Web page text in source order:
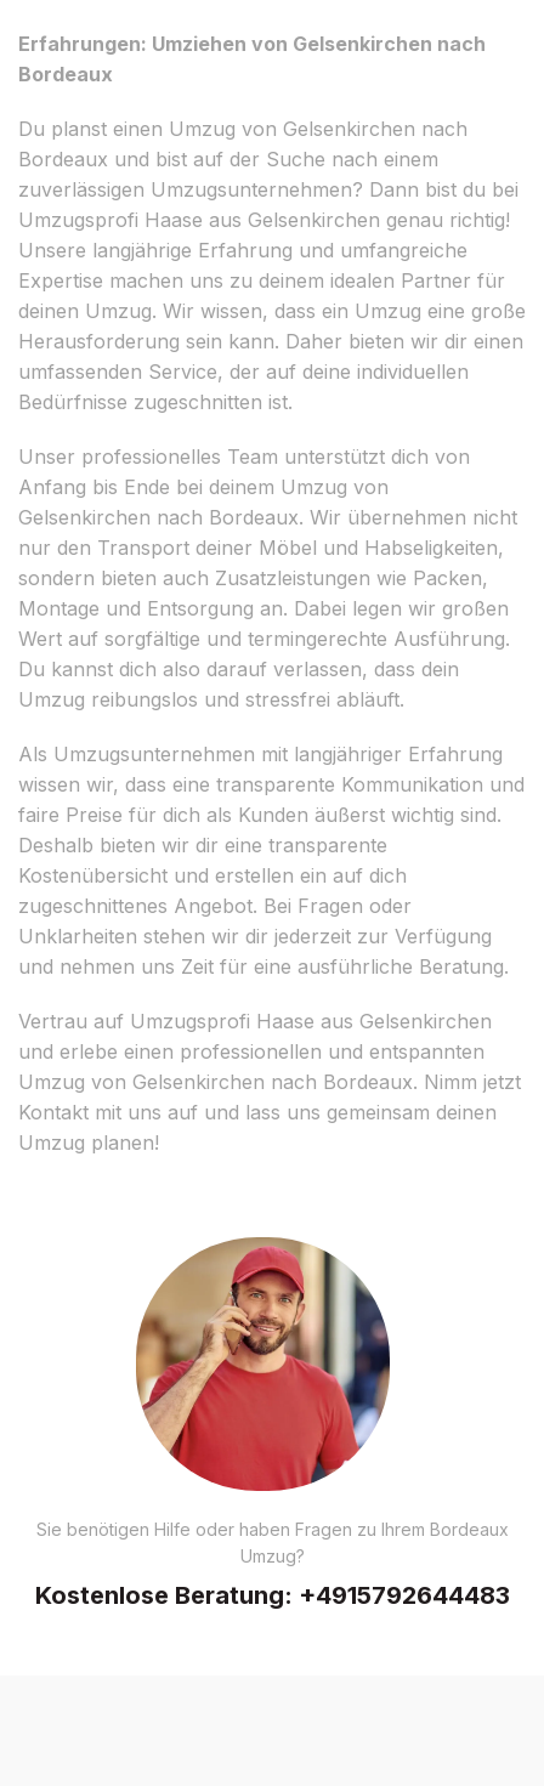
Erfahrungen: Umziehen von Gelsenkirchen nach
Bordeaux
Du planst einen Umzug von Gelsenkirchen nach
Bordeaux und bist auf der Suche nach einem
zuverlässigen Umzugsunternehmen? Dann bist du bei
Umzugsprofi Haase aus Gelsenkirchen genau richtig!
Unsere langjährige Erfahrung und umfangreiche
Expertise machen uns zu deinem idealen Partner für
deinen Umzug. Wir wissen, dass ein Umzug eine große
Herausforderung sein kann. Daher bieten wir dir einen
umfassenden Service, der auf deine individuellen
Bedürfnisse zugeschnitten ist.
Unser professionelles Team unterstützt dich von
Anfang bis Ende bei deinem Umzug von
Gelsenkirchen nach Bordeaux. Wir übernehmen nicht
nur den Transport deiner Möbel und Habseligkeiten,
sondern bieten auch Zusatzleistungen wie Packen,
Montage und Entsorgung an. Dabei legen wir großen
Wert auf sorgfältige und termingerechte Ausführung.
Du kannst dich also darauf verlassen, dass dein
Umzug reibungslos und stressfrei abläuft.
Als Umzugsunternehmen mit langjähriger Erfahrung
wissen wir, dass eine transparente Kommunikation und
faire Preise für dich als Kunden äußerst wichtig sind.
Deshalb bieten wir dir eine transparente
Kostenübersicht und erstellen ein auf dich
zugeschnittenes Angebot. Bei Fragen oder
Unklarheiten stehen wir dir jederzeit zur Verfügung
und nehmen uns Zeit für eine ausführliche Beratung.
Vertrau auf Umzugsprofi Haase aus Gelsenkirchen
und erlebe einen professionellen und entspannten
Umzug von Gelsenkirchen nach Bordeaux. Nimm jetzt
Kontakt mit uns auf und lass uns gemeinsam deinen
Umzug planen!
Sie benötigen Hilfe oder haben Fragen zu Ihrem Bordeaux
Umzug?
Kostenlose Beratung: +4915792644483